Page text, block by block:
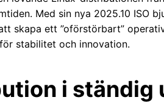
Med sin nya 2025.10 ISO
skapa ett ”oförstörbart”
stabilitet och innovation.
i ständig